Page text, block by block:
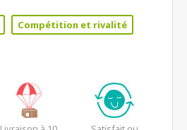
Compétition et rivalité